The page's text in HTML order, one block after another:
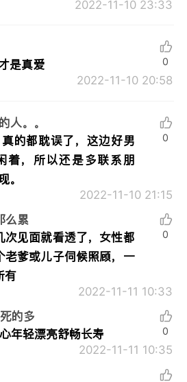
2022-11-10 23:33
是真爱
2022-11-10 20:58
0
人。。
的都耽误了，这边好男
着，所以还是多联系朋
。
2022-11-10 21:15
0
么累
次见面就看透了，女性都
老爹或儿子伺候照顾，一
有
2022-11-11 10:33
0
的多
年轻漂亮舒畅长寿
2022-11-11 10:35
0